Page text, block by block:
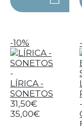
-10%
-
LÍRICA -
SONETOS
31,50€
35,00€
-